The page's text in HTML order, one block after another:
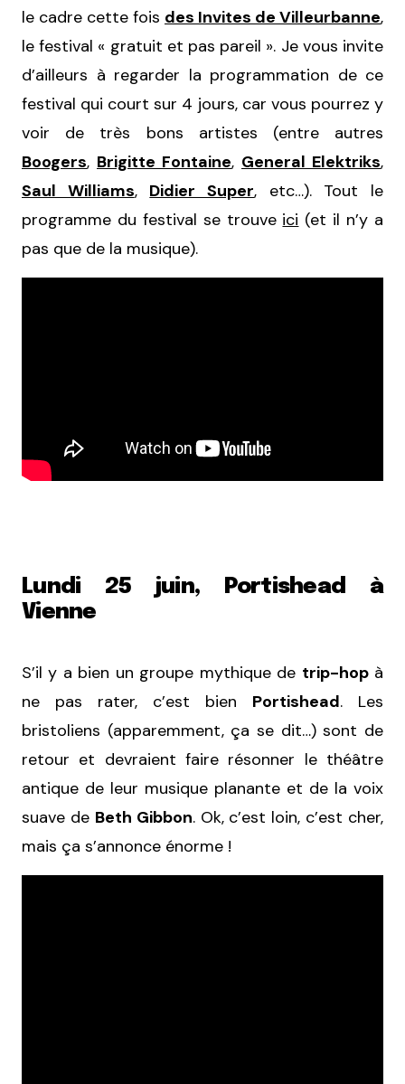
le cadre cette fois des Invites de Villeurbanne,
le festival « gratuit et pas pareil ». Je vous invite
d’ailleurs à regarder la programmation de ce
festival qui court sur 4 jours, car vous pourrez y
voir de très bons artistes (entre autres
Boogers, Brigitte Fontaine, General Elektriks,
Saul Williams, Didier Super, etc…). Tout le
programme du festival se trouve ici (et il n’y a
pas que de la musique).
Lundi 25 juin, Portishead à
Vienne
S’il y a bien un groupe mythique de trip-hopà
ne pas rater, c’est bien Portishead. Les
bristoliens (apparemment, ça se dit…) sont de
retour et devraient faire résonner le théâtre
antique de leur musique planante et de la voix
suave de Beth Gibbon. Ok, c’est loin, c’est cher,
mais ça s’annonce énorme !